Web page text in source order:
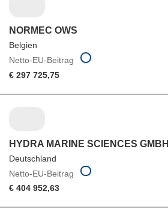
NORMEC OWS
Belgien
Netto-EU-Beitrag
€ 297 725,75
HYDRA MARINE SCIENCES GMBH
Deutschland
Netto-EU-Beitrag
€ 404 952,63